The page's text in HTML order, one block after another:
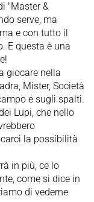
"Master &
serve, ma
e con tutto il
E questa è una
giocare nella
Mister, Società
e sugli spalti.
Lupi, che nello
la possibilità
in più, ce lo
come si dice in
di vederne